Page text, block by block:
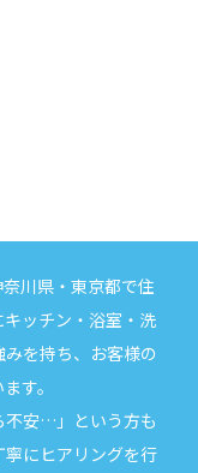
川県・東京都で住
ッチン・浴室・洗
を持ち、お客様の
す。
不安… 」という方も
にヒアリングを行